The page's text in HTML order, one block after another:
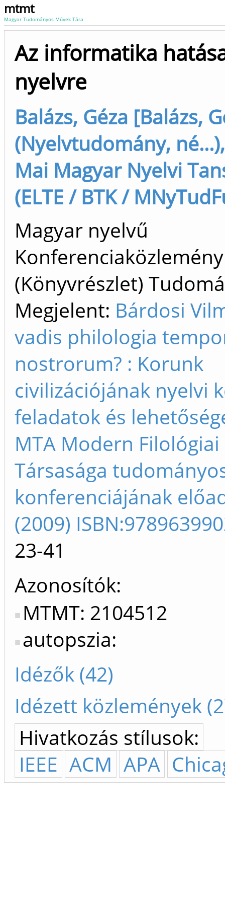
mtmt
Magyar Tudományos Művek Tára
Az informatika
nyelvre
Balázs, Géza [Balázs,
(Nyelvtudomány,
Mai Magyar Nyelvi
(ELTE / BTK /
Magyar nyelvű
Konferenciaközlemény
(Könyvrészlet)
Megjelent: Bárdosi
vadis philologia
nostrorum? : Korunk
civilizációjának nyelvi
feladatok és
MTA Modern Filológiai
Társasága
konferenciájának
(2009)
23-41
Azonosítók
MTMT: 2104512
autopszia:
Idézők (42)
Idézett közlemények
Hivatkozás stílusok:
IEEE ACM APA